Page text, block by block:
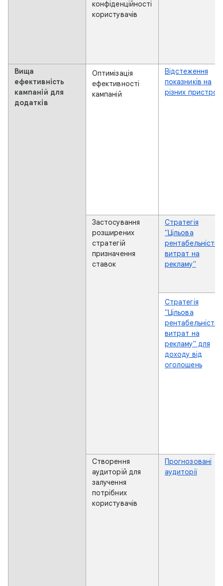
конфіденційності
користувачів
Вища
ефективність
кампаній для
додатків
Оптимізація
ефективності
кампаній
Відстеження
показників на
різних
Застосування
розширених
стратегій
призначення
ставок
Стратегія
"Цільова
рентабельність
витрат на
рекламу"
Стратегія
"Цільова
рентабельність
витрат на
рекламу" для
доходу від
оголошень
Створення
аудиторій для
залучення
потрібних
користувачів
Прогнозовані
аудиторії